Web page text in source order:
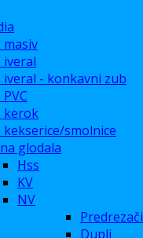
masiv
iveral
iveral - konkavni zub
PVC
kerok
kekserice/smolnice
glodala
Hss
KV
NV
Predrezači
Dupli